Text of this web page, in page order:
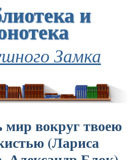
и
Замка
мир вокруг твоею
(Лариса